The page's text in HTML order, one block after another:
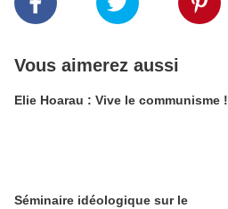
Vous aimerez aussi
Elie Hoarau : Vive le communisme !
Séminaire idéologique sur le